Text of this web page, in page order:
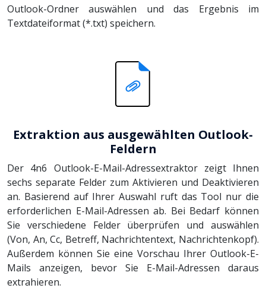
Outlook-Ordner auswählen und das Ergebnis im
Textdateiformat (*.txt) speichern.
Extraktion aus ausgewählten Outlook-
Feldern
Der 4n6 Outlook-E-Mail-Adressextraktor zeigt Ihnen
sechs separate Felder zum Aktivieren und Deaktivieren
an. Basierend auf Ihrer Auswahl ruft das Tool nur die
erforderlichen E-Mail-Adressen ab. Bei Bedarf können
Sie verschiedene Felder überprüfen und auswählen
(Von, An, Cc, Betreff, Nachrichtentext, Nachrichtenkopf).
Außerdem können Sie eine Vorschau Ihrer Outlook-E-
Mails anzeigen, bevor Sie E-Mail-Adressen daraus
extrahieren.